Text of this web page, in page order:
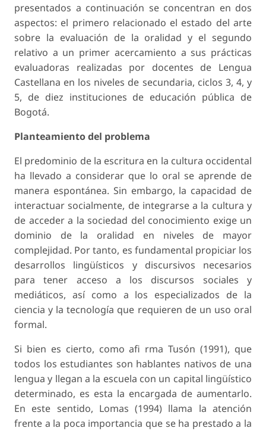
presentados a continuación se concentran en dos
aspectos: el primero relacionado el estado del arte
sobre la evaluación de la oralidad y el segundo
relativo a un primer acercamiento a sus prácticas
evaluadoras realizadas por docentes de Lengua
Castellana en los niveles de secundaria, ciclos 3, 4, y
5, de diez instituciones de educación pública de
Bogotá.
Planteamiento del problema
El predominio de la escritura en la cultura occidental
ha llevado a considerar que lo oral se aprende de
manera espontánea. Sin embargo, la capacidad de
interactuar socialmente, de integrarse a la cultura y
de acceder a la sociedad del conocimiento exige un
dominio de la oralidad en niveles de mayor
complejidad. Por tanto, es fundamental propiciar los
desarrollos lingüísticos y discursivos necesarios
para tener acceso a los discursos sociales y
mediáticos, así como a los especializados de la
ciencia y la tecnología que requieren de un uso oral
formal.
Si bien es cierto, como afi rma Tusón (1991), que
todos los estudiantes son hablantes nativos de una
lengua y llegan a la escuela con un capital lingüístico
determinado, es esta la encargada de aumentarlo.
En este sentido, Lomas (1994) llama la atención
frente a la poca importancia que se ha prestado a la